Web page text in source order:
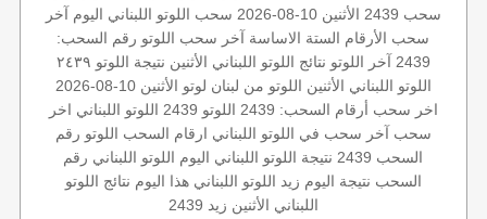
سحب 2439
الأثنين 10-08-2026 سحب اللوتو اللبناني اليوم آخر
سحب الأرقام الستة الاساسة آخر سحب اللوتو رقم السحب:
2439 آخر اللوتو نتائج اللوتو اللبناني الأثنين نتيجة اللوتو ٢٤٣٩
اللوتو اللبناني الأثنين اللوتو من لبنان لوتو الأثنين 10-08-2026
اخر سحب أرقام السحب: 2439 اللوتو 2439
اللوتو اللبناني اخر
سحب آخر سحب في اللوتو اللبناني ارقام السحب اللوتو رقم
السحب 2439
نتيجة اللوتو اللبناني اليوم اللوتو اللبناني رقم
السحب نتيجة اليوم زيد اللوتو اللبناني هذا اليوم نتائج اللوتو
اللبناني الأثنين زيد 2439